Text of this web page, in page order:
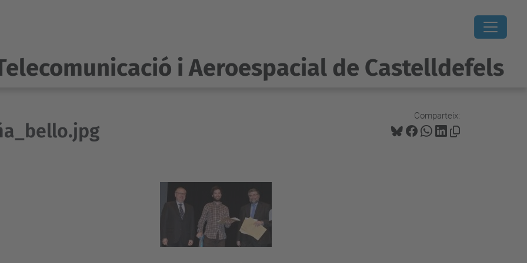
i Aeroespacial de Castelldefels
Comparteix: